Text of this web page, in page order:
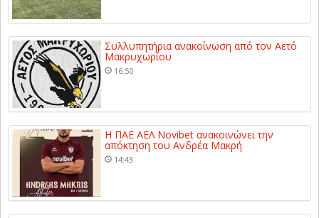
Συλλυπητήρια ανακοίνωση από τον Αετό
Μακρυχωρίου
16:50
Η ΠΑΕ ΑΕΛ Novibet ανακοινώνει την
απόκτηση του Ανδρέα Μακρή
14:43